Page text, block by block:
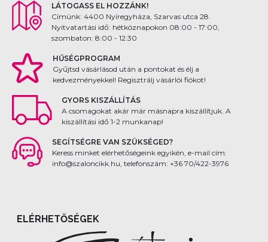
LÁTOGASS EL HOZZÁNK!
Címünk: 4400 Nyíregyháza, Szarvas utca 28.
Nyitvatartási idő: hétköznapokon 08:00 - 17:00,
szombaton: 8:00 - 12:30
HŰSÉGPROGRAM
Gyűjtsd vásárlásod után a pontokat és élj a
kedvezményekkel! Regisztrálj vásárlói fiókot!
GYORS KISZÁLLÍTÁS
A csomagokat akár már másnapra kiszállítjuk. A
kiszállítási idő 1-2 munkanap!
SEGÍTSÉGRE VAN SZÜKSÉGED?
Keress minket elérhetőségeink egyikén, e-mail cím:
info@szaloncikk.hu, telefonszám: +36 70/422-3976
ELÉRHETŐSÉGEK